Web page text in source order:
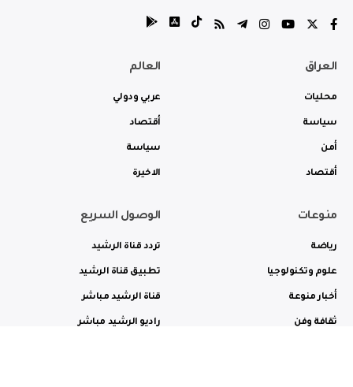
العراق
محليات
سياسة
أمن
أقتصاد
العالم
عربي ودولي
أقتصاد
سياسة
الاخيرة
منوعات
رياضة
علوم وتكنولوجيا
أخبار منوعة
ثقافة وفن
الوصول السريع
تردد قناة الرشيد
تطبيق قناة الرشيد
قناة الرشيد مباشر
راديو الرشيد مباشر